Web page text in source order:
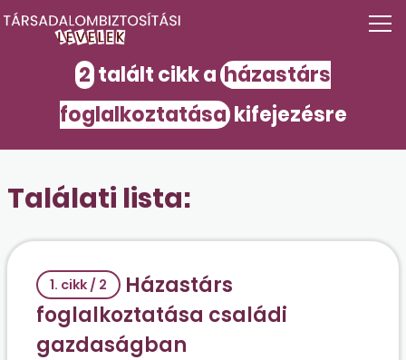
2 talált cikk a házastárs
foglalkoztatásakifejezésre
Találati lista:
1. cikk / 2
Házastárs
foglalkoztatása családi
gazdaságban